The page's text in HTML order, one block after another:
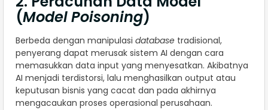
(Model Poisoning)
Berbeda dengan manipulasi database tradisional,
penyerang dapat merusak sistem AI dengan cara
memasukkan data input yang menyesatkan. Akibatnya
AI menjadi terdistorsi, lalu menghasilkan output atau
keputusan bisnis yang cacat dan pada akhirnya
mengacaukan proses operasional perusahaan.